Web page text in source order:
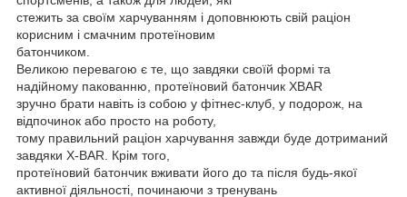
стежить за своїм харчуванням і доповнюють свій раціон
корисним і смачним протеїновим
батончиком.
Великою перевагою є те, що завдяки своїй формі та
надійному пакованню, протеїновий батончик XBAR
зручно брати навіть із собою у фітнес-клуб, у подорож, на
відпочинок або просто на роботу,
тому правильний раціон харчування завжди буде дотриманий
завдяки X-BAR. Крім того,
протеїновий батончик вживати його до та після будь-якої
активної діяльності, починаючи з тренувань